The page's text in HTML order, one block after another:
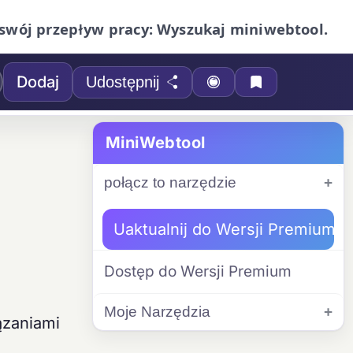
przepływ pracy: Wyszukaj miniwebtool.
Dodaj Udostępnij
MiniWebtool
połącz to narzędzie
Uaktualnij do Wersji Premium
Dostęp do Wersji Premium
Moje Narzędzia